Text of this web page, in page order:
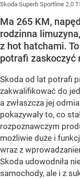
Skoda Superb Sportline 2.0
Ma 265 KM,
rodzinna
z hot hatchami.
potrafi zaskoczyć
Skoda od lat potrafi
zakwalifikować do
a zwłaszcza jej
pokazywały to, co
rozpoznawczym
możliwie duże i
wraz z
Skoda udowodniła
samochody, ale i z